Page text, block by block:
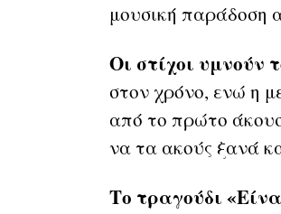
μουσική παράδοση
Οι στίχοι υμνούν
στον χρόνο, ενώ η
από το πρώτο
να τα ακούς ξανά
Το τραγούδι